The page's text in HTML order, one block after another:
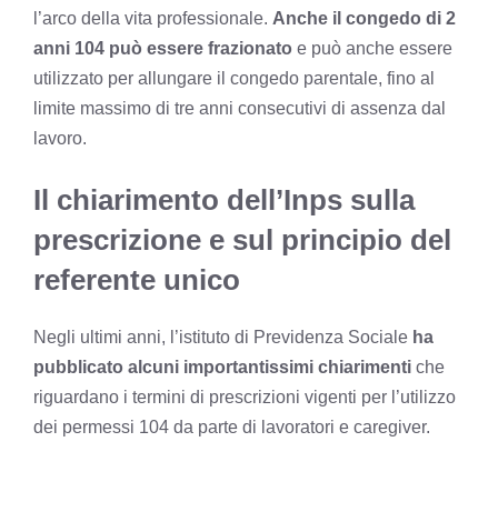
l’arco della vita professionale. Anche il congedo di 2
anni 104 può essere frazionato e può anche essere
utilizzato per allungare il congedo parentale, fino al
limite massimo di tre anni consecutivi di assenza dal
lavoro.
Il chiarimento dell’Inps sulla
prescrizione e sul principio del
referente unico
Negli ultimi anni, l’istituto di Previdenza Sociale ha
pubblicato alcuni importantissimi chiarimenti che
riguardano i termini di prescrizioni vigenti per l’utilizzo
dei permessi 104 da parte di lavoratori e caregiver.